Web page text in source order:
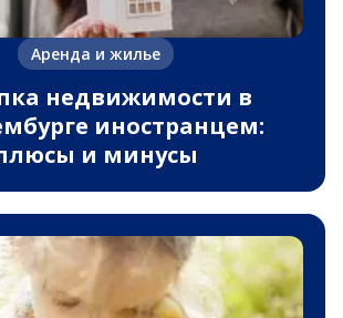
Аренда и жилье
недвижимости в
иностранцем:
и минусы